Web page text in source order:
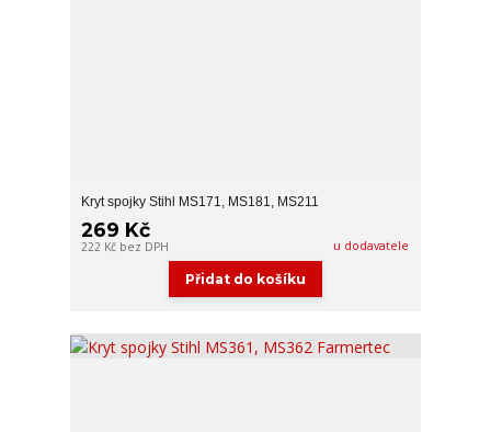
Kryt spojky Stihl MS171, MS181, MS211
269 Kč
222 Kč bez DPH u dodavatele
Přidat do košíku